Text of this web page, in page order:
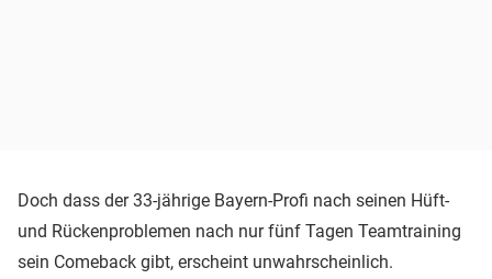
Doch dass der 33-jährige Bayern-Profi nach seinen Hüft-
und Rückenproblemen nach nur fünf Tagen Teamtraining
sein Comeback gibt, erscheint unwahrscheinlich.